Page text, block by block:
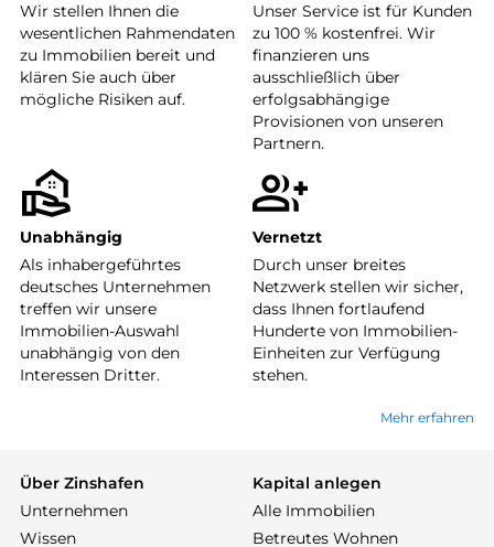
Wir stellen Ihnen die
wesentlichen Rahmendaten
zu Immobilien bereit und
klären Sie auch über
mögliche Risiken auf.
Unser Service ist für Kunden
zu 100 % kostenfrei. Wir
finanzieren uns
ausschließlich über
erfolgsabhängige
Provisionen von unseren
Partnern.
Unabhängig
Als inhabergeführtes
deutsches Unternehmen
treffen wir unsere
Immobilien-Auswahl
unabhängig von den
Interessen Dritter.
Vernetzt
Durch unser breites
Netzwerk stellen wir sicher,
dass Ihnen fortlaufend
Hunderte von Immobilien-
Einheiten zur Verfügung
stehen.
Mehr erfahren
Über Zinshafen
Unternehmen
Wissen
Kapital anlegen
Alle Immobilien
Betreutes Wohnen